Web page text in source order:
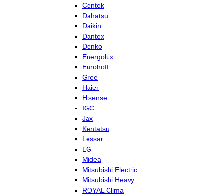
Centek
Dahatsu
Daikin
Dantex
Denko
Energolux
Eurohoff
Gree
Haier
Hisense
IGC
Jax
Kentatsu
Lessar
LG
Midea
Mitsubishi Electric
Mitsubishi Heavy
ROYAL Clima